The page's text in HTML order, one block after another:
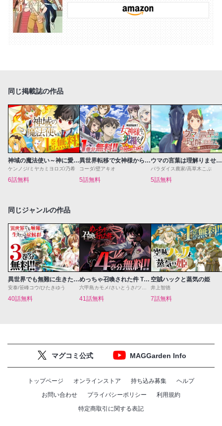
同じ掲載誌の作品
神域の魔法使い～神に愛された落第生は魔法学院へ通う～
ケンノジ/ミヤカミヨロズ/乃希
6話無料
異世界転移で女神様から祝福を！～いえ、手持ちの異能があるので結構です～@COMIC
コーダ/壁アキオ
5話無料
ウマの言葉は理解りませんだから静かにしてください！
パラダイス農家/高草木こぶ
5話無料
同じジャンルの作品
異世界でも無難に生きたい症候群
安泰/笹峰コウ/ひたきゆう
40話無料
めっちゃ召喚された件 THE COMIC
41話無料
空賊ハックと蒸気の姫
井上智徳
7話無料
マグコミ公式 MAGGarden Info
トップページ オンラインストア 持ち込み募集
ヘルプ
お問い合わせ
プライバシーポリシー
利用規約
特定商取引に関する表記